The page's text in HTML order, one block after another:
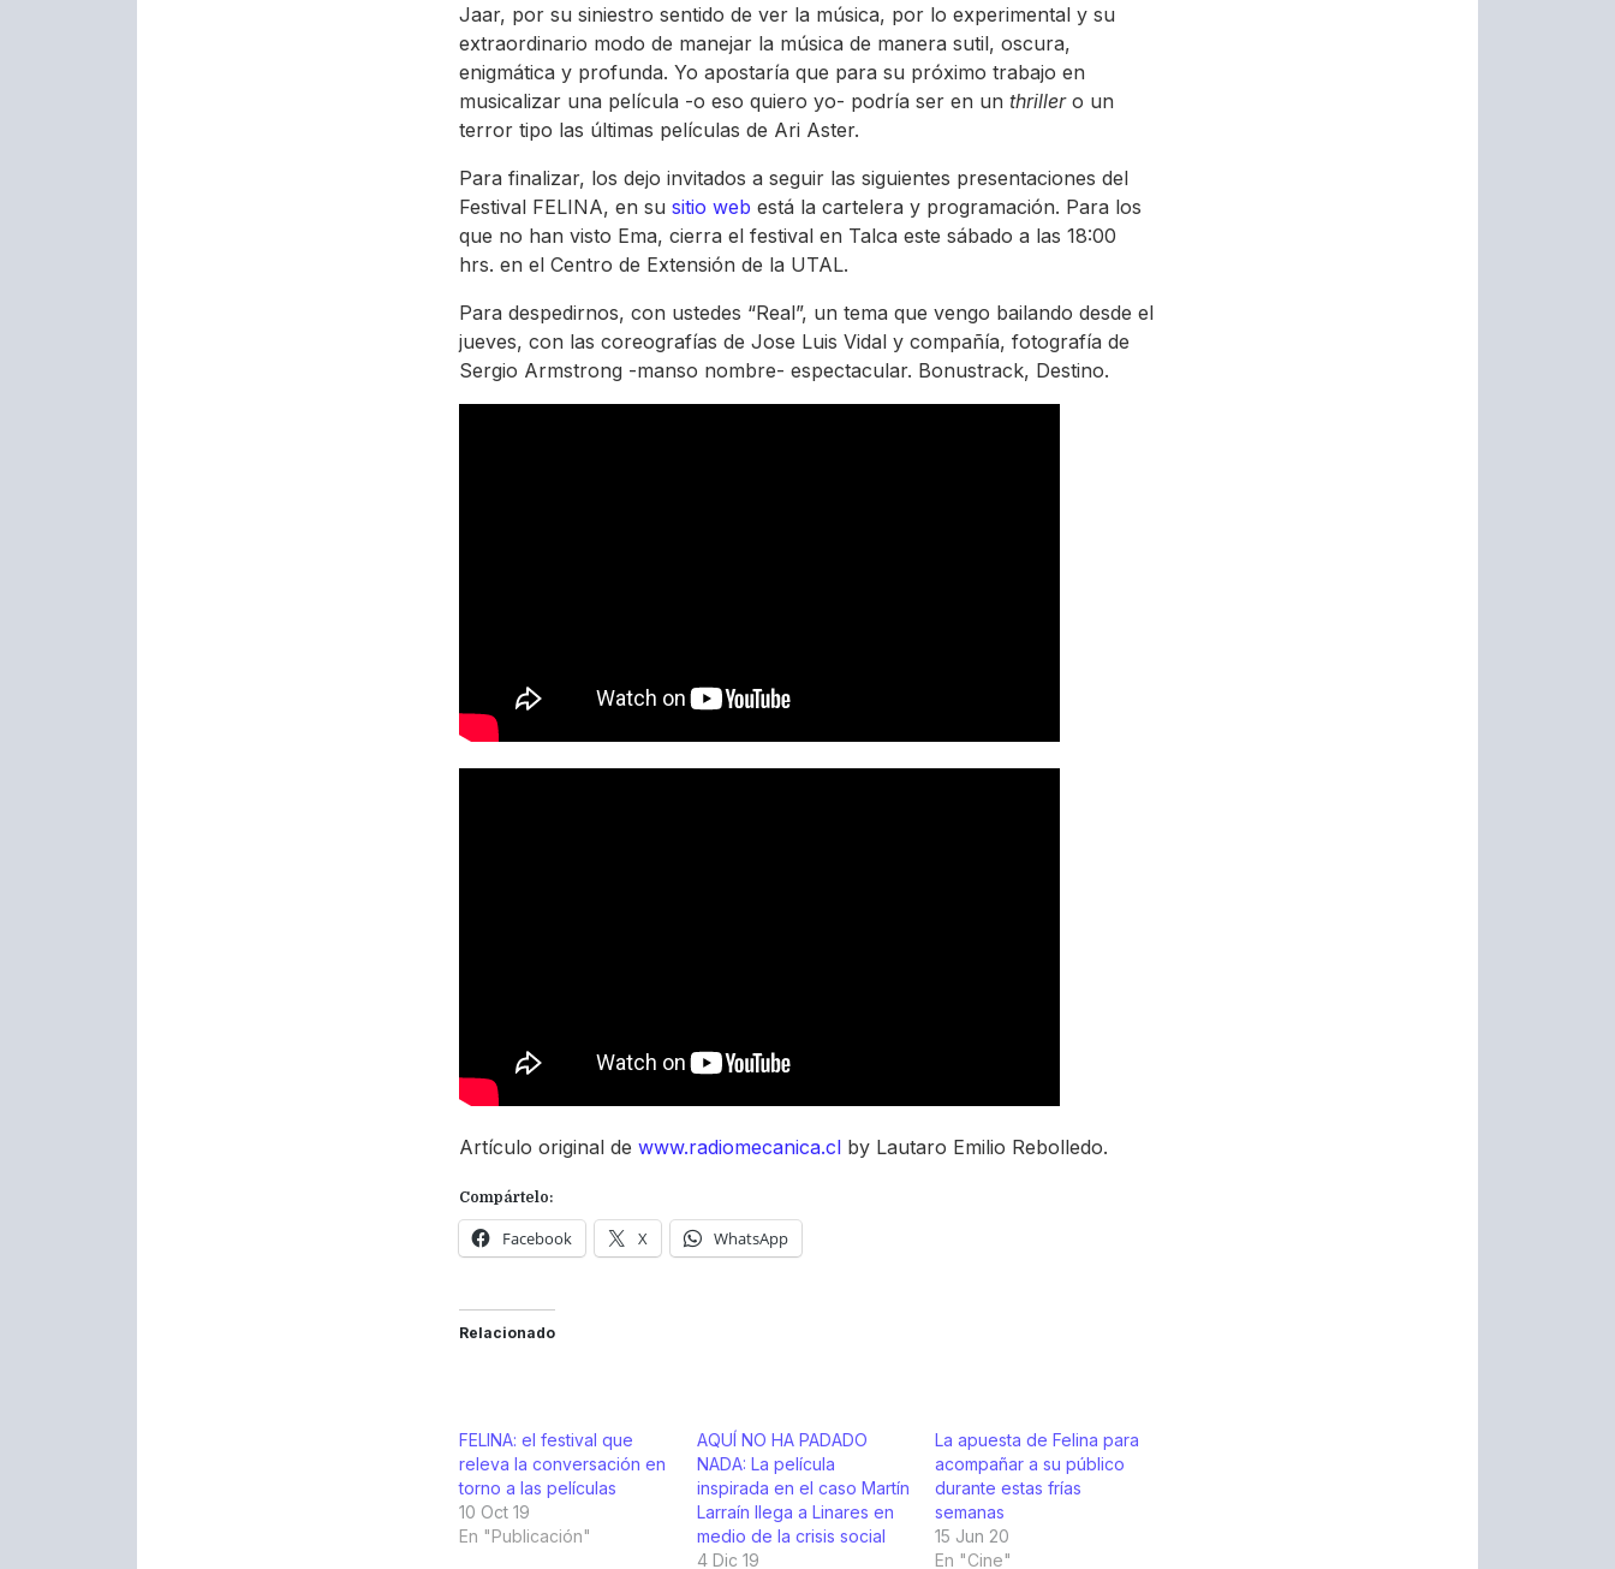
Jaar, por su siniestro sentido de ver la música, por lo experimental y su
extraordinario modo de manejar la música de manera sutil, oscura,
enigmática y profunda. Yo apostaría que para su próximo trabajo en
musicalizar una película -o eso quiero yo- podría ser en un thrillero un
terror tipo las últimas películas de Ari Aster.
Para finalizar, los dejo invitados a seguir las siguientes presentaciones del
Festival FELINA, en su sitio web está la cartelera y programación. Para los
que no han visto Ema, cierra el festival en Talca este sábado a las 18:00
hrs. en el Centro de Extensión de la UTAL.
Para despedirnos, con ustedes “Real”, un tema que vengo bailando desde el
jueves, con las coreografías de Jose Luis Vidal y compañía, fotografía de
Sergio Armstrong -manso nombre- espectacular. Bonustrack, Destino.
Artículo original de www.radiomecanica.cl by Lautaro Emilio Rebolledo.
Compártelo:
Facebook X WhatsApp
Relacionado
FELINA: el festival que
releva la conversación en
torno a las películas
10 Oct 19
En "Publicación"
AQUÍ NO HA PADADO
NADA: La película
inspirada en el caso Martín
Larraín llega a Linares en
medio de la crisis social
4 Dic 19
La apuesta de Felina para
acompañar a su público
durante estas frías
semanas
15 Jun 20
En "Cine"